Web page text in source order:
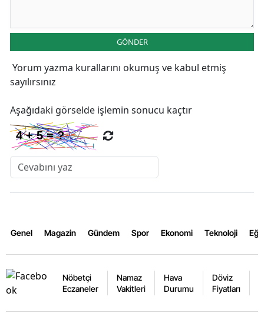
GÖNDER
Yorum yazma kurallarını okumuş ve kabul etmiş
sayılırsınız
Aşağıdaki görselde işlemin sonucu kaçtır
Genel Magazin Gündem Spor Ekonomi Teknoloji
Nöbetçi
Eczaneler
Namaz
Vakitleri
Hava
Durumu
Döviz
Fiyatları